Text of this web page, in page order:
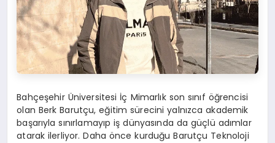
Bahçeşehir Üniversitesi İç Mimarlık son sınıf öğrencisi
olan Berk Barutçu, eğitim sürecini yalnızca akademik
başarıyla sınırlamayıp iş dünyasında da güçlü adımlar
atarak ilerliyor. Daha önce kurduğu Barutçu Teknoloji